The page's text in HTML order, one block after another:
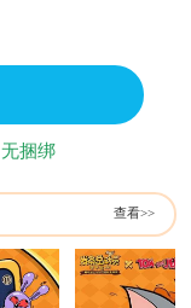
无捆绑
查看>>